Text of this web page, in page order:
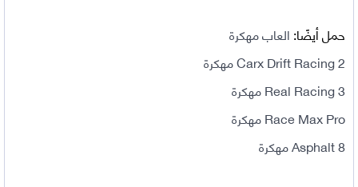
حمل أيضًا:العاب مهكرة
Carx Drift Racing 2 مهكرة
Real Racing 3 مهكرة
Race Max Pro مهكرة
Asphalt 8 مهكرة